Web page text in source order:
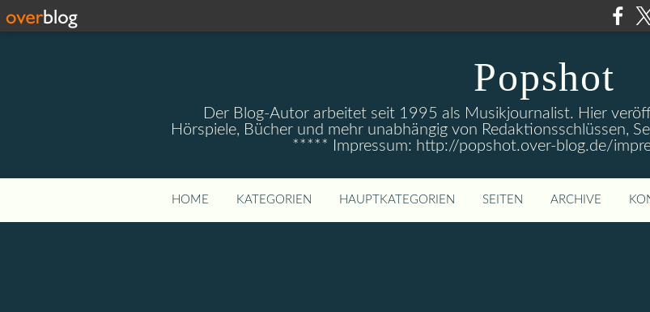
Popshot
Der Blog-Autor arbeitet seit 1995 als Musikjournalist. Hier
Hörspiele, Bücher und mehr unabhängig von Redaktionsschlüssen,
***** Impressum: http://popshot.over-blog.de/
HOME KATEGORIEN HAUPTKATEGORIEN SEITEN ARCHIVE